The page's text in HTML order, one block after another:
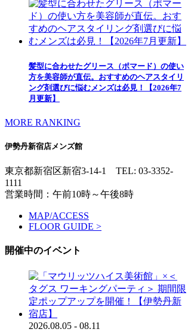
髪型に合わせたグリース（ポマード）の使い
方を美容師が直伝。おすすめのヘアスタイリ
ング剤選びに悩むメンズは必見！【2026年7
月更新】
MORE RANKING
伊勢丹新宿店メンズ館
東京都新宿区新宿3-14-1 TEL: 03-3352-
1111
営業時間：午前10時～午後8時
MAP/ACCESS
FLOOR GUIDE >
開催中のイベント
2026.08.05 - 08.11